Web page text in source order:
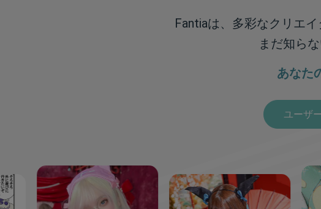
Fantiaは、多彩なクリエ
まだ知ら
あなた
ユーザ